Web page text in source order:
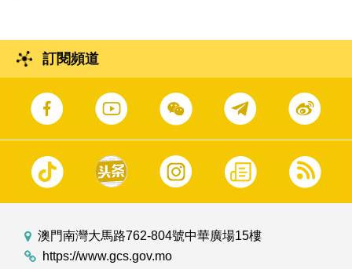
訂閱頻道
澳門南灣大馬路762-804號中華廣場15樓
https://www.gcs.gov.mo